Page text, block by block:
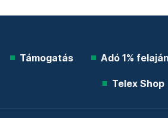
Támogatás Adó 1%
Telex Shop